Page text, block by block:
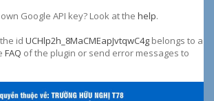
Google API key? Look at the help.
id UCHlp2h_8MaCMEapJvtqwC4g belongs to a
FAQ of the plugin or send error messages to